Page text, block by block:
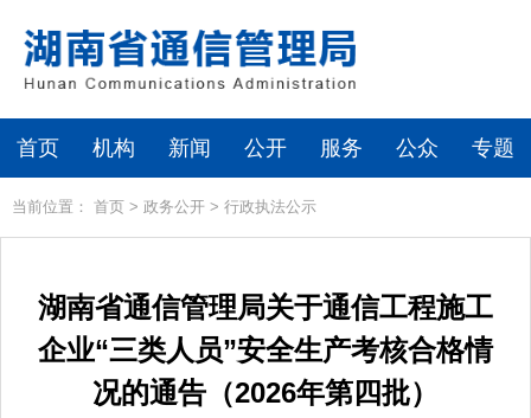
首页 机构 新闻 公开 服务 公众 专题
当前位置： 首页 > 政务公开 > 行政执法公示
湖南省通信管理局关于通信工程施工
企业“三类人员”安全生产考核合格情
况的通告（2026年第四批）